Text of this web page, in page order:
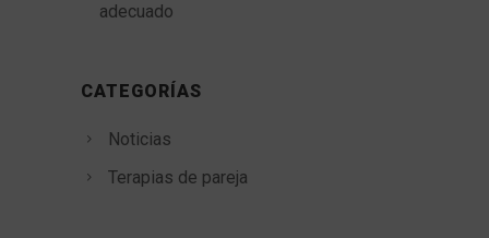
adecuado
CATEGORÍAS
Noticias
Terapias de pareja